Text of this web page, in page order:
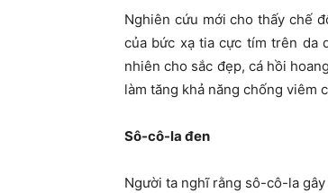
Nghiên cứu mới cho thấy chế
của bức xạ tia cực tím trên da
nhiên cho sắc đẹp, cá hồi
làm tăng khả năng chống viêm
Sô-cô-la đen
Người ta nghĩ rằng sô-cô-la